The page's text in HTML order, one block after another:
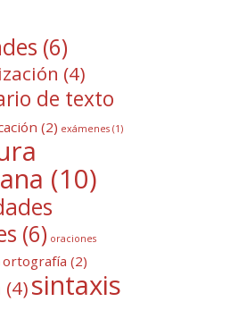
(6)
(4)
de texto
(2) exámenes (1)
(10)
(6) oraciones
ortografía (2)
(4)sintaxis